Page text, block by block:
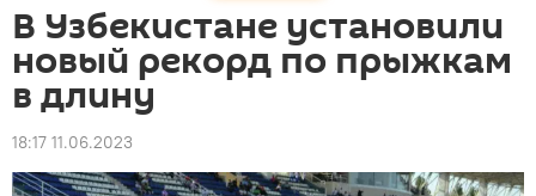
В Узбекистане установили
новый рекорд по прыжкам
в длину
18:17 11.06.2023